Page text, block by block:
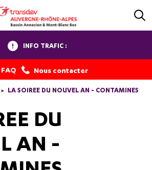
INFO TRAFIC :
FAQ Nous contacter
LA SOIREE DU NOUVEL AN - CONTAMINES
DU
AN -